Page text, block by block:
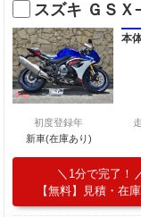
スズキ ＧＳＸ
本
初度登録年
新車(在庫あり)
1分で完了！
【無料】見積・在